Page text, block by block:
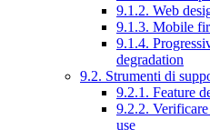
9.1.2. Web
9.1.3. Mobile
9.1.4.
degradation
9.2. Strumenti di
9.2.1. Feature
9.2.2.
use